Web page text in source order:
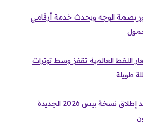
بصمة الوجه ويحدث خدمة أرقامي
النفط العالمية تقفز وسط توترات
طويلة
توقيت مرتقب.. موعد إطلاق نسخة بيس 2026 الجديدة